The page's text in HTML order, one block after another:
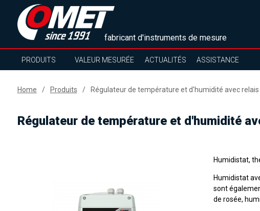
fabricant d'instruments de mesure
PRODUITS VALEUR MESURÉE ACTUALITÉS ASSISTANCE
Home Produits Régulateur de température et d'humidité avec
Régulateur de température et d'humidité
Humidistat,
Humidistat
sont
de rosée,